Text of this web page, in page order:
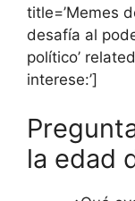
title=’Memes
desafía al
político’
interese:’]
la edad